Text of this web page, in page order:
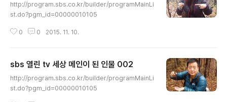
http://program.sbs.co.kr/builder/programMainLi
st.do?pgm_id=00000010105
0 0 2015. 11. 10.
sbs 열린 tv 세상 메인이 된 인물 002
http://program.sbs.co.kr/builder/programMainLi
st.do?pgm_id=00000010105